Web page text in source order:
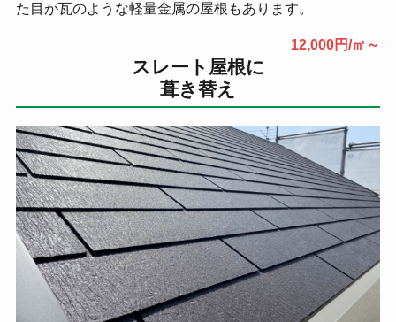
た目が瓦のような軽量金属の屋根もあります。
12,000円/㎡～
スレート屋根に
葺き替え